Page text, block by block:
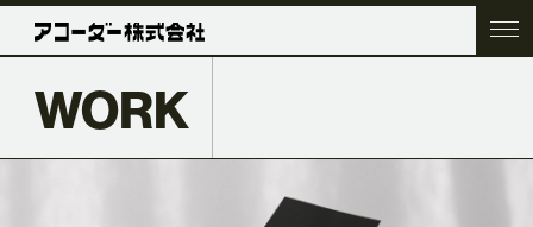
TOP
WORK